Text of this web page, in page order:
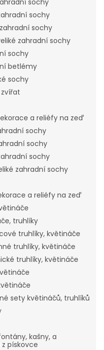
sochy
sochy
sochy
zahradní sochy
sochy
betlémy
sochy
a reliéfy na zeď
sochy
sochy
sochy
zahradní sochy
a reliéfy na zeď
truhlíky
truhlíky, květináče
truhlíky, květináče
truhlíky, květináče
sety květináčů, truhlíků
kašny, a
pískovce